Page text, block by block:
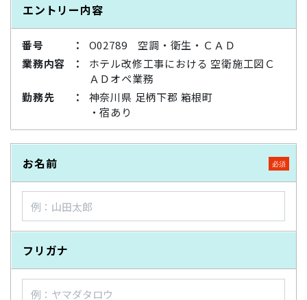
エントリー内容
番号
O02789 空調・衛生・ＣＡＤ
業務内容
ホテル改修工事における 空衛施工図Ｃ
ＡＤオペ業務
勤務先
神奈川県 足柄下郡 箱根町
・宿あり
お名前
フリガナ